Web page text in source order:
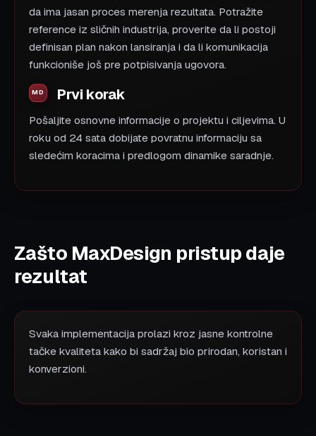
da ima jasan proces merenja rezultata. Potražite
reference iz sličnih industrija, proverite da li postoji
definisan plan nakon lansiranja i da li komunikacija
funkcioniše još pre potpisivanja ugovora.
Prvi korak
Pošaljite osnovne informacije o projektu i ciljevima. U
roku od 24 sata dobijate povratnu informaciju sa
sledećim koracima i predlogom dinamike saradnje.
Zašto MaxDesign pristup daje
rezultat
Svaka implementacija prolazi kroz jasne kontrolne
tačke kvaliteta kako bi sadržaj bio prirodan, koristan i
konverzioni.